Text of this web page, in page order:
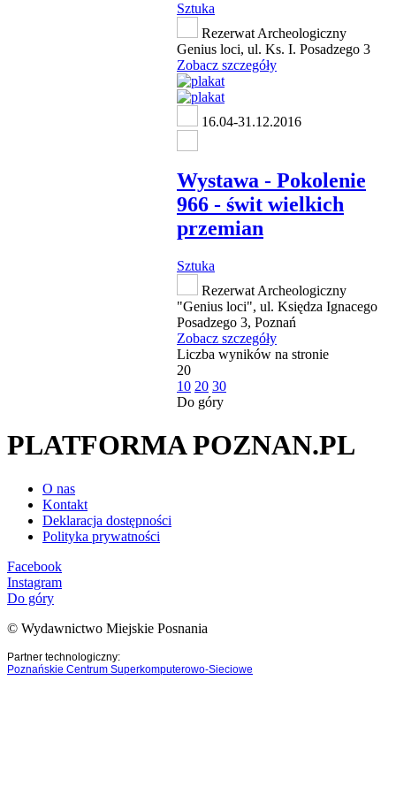
Sztuka
Rezerwat Archeologiczny
Genius loci, ul. Ks. I. Posadzego 3
Zobacz szczegóły
16.04-31.12.2016
Wystawa - Pokolenie
966 - świt wielkich
przemian
Sztuka
Rezerwat Archeologiczny
"Genius loci", ul. Księdza Ignacego
Posadzego 3, Poznań
Zobacz szczegóły
Liczba wyników na stronie
20
10 20 30
Do góry
PLATFORMA POZNAN.PL
O nas
Kontakt
Deklaracja dostępności
Polityka prywatności
Facebook
Instagram
Do góry
© Wydawnictwo Miejskie Posnania
Partner technologiczny:
Poznańskie Centrum Superkomputerowo-Sieciowe